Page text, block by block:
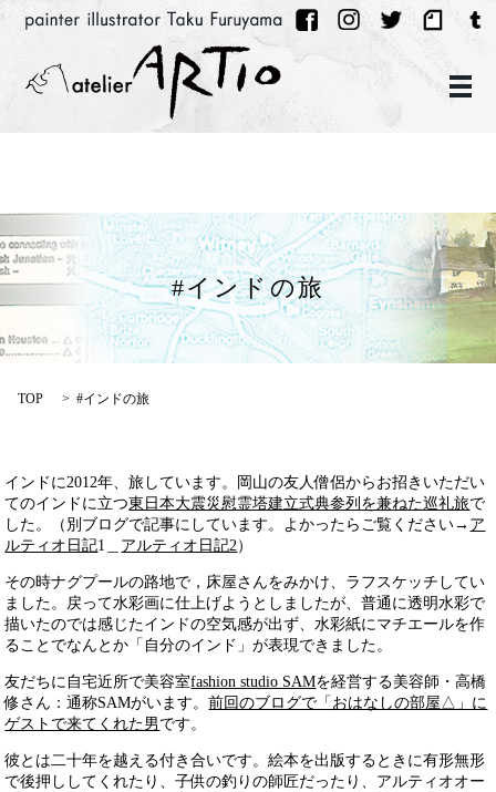
メ
#インドの旅
TOP #インドの旅
インドに2012年、旅しています。岡山の友人僧侶からお招きいただい
てのインドに立つ東日本大震災慰霊塔建立式典参列を兼ねた巡礼旅で
した。（別ブログで記事にしています。よかったらご覧ください→ ア
ルティオ日記1＿ アルティオ日記2）
その時ナグプールの路地で，床屋さんをみかけ、ラフスケッチしてい
ました。戻って水彩画に仕上げようとしましたが、普通に透明水彩で
描いたのでは感じたインドの空気感が出ず、水彩紙にマチエールを作
ることでなんとか「自分のインド」が表現できました。
友だちに自宅近所で美容室fashion studio SAMを経営する美容師・高橋
修さん：通称SAMがいます。前回のブログで「おはなしの部屋△」に
ゲストで来てくれた男 です。
彼とは二十年を越える付き合いです。絵本を出版するときに有形無形
で後押ししてくれたり、子供の釣りの師匠だったり、アルティオオー